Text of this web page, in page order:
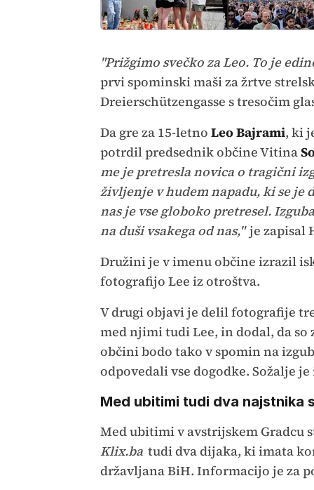
"Prižgimo svečko za Leo. To je
prvi spominski maši za žrtve
Dreierschützengasse s tresočim
Da gre za 15-letno Leo Bajrami, ki
potrdil predsednik občine Vitina
me je pretresla novica o tragični
življenje v hudem napadu, ki se je
nas je vse globoko pretresel.
na duši vsakega od nas,"je zapisal
Družini je v imenu občine izrazil
fotografijo Lee iz otroštva.
V drugi objavi je delil fotografije
med njimi tudi Lee, in dodal, da so
občini bodo tako v spomin na
odpovedali vse dogodke. Sožalje
Med ubitimi tudi dva najstnika
Med ubitimi v avstrijskem Gradcu
Klix.ba tudi dva dijaka, ki imata
državljana BiH. Informacijo je za